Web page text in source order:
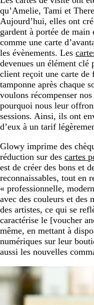
qu’Amelie, Tami et
Aujourd’hui, elles ont
gardent à portée de
comme une carte
les évènements. Les
devenues un élément
client reçoit une carte de
tamponne après chaque
voulons récompenser
pourquoi nous leur
sessions. Ainsi, ils ont
d’eux à un tarif
Glowy imprime des
réduction sur des cartes
est de créer des bons et
reconnaissables, tout en
« professionnelle,
avec des couleurs et des
des artistes, ce qui se
caractérise le [voucher
même, en mettant à
numériques sur leur
aussi les nouvelles